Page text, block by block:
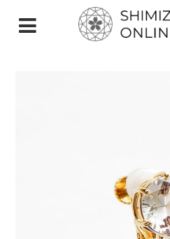
クローバーインカット